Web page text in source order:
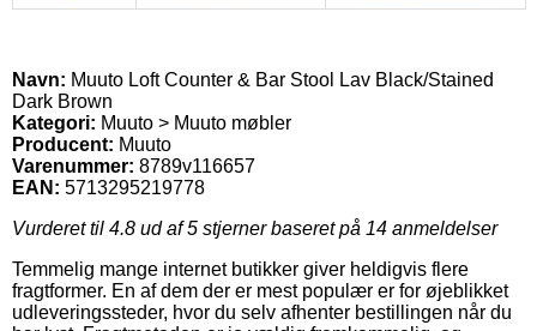
Navn: Muuto Loft Counter & Bar Stool Lav Black/Stained
Dark Brown
Kategori: Muuto > Muuto møbler
Producent: Muuto
Varenummer: 8789v116657
EAN: 5713295219778
Vurderet til 4.8 ud af 5 stjerner baseret på 14 anmeldelser
Temmelig mange internet butikker giver heldigvis flere
fragtformer. En af dem der er mest populær er for øjeblikket
udleveringssteder, hvor du selv afhenter bestillingen når du